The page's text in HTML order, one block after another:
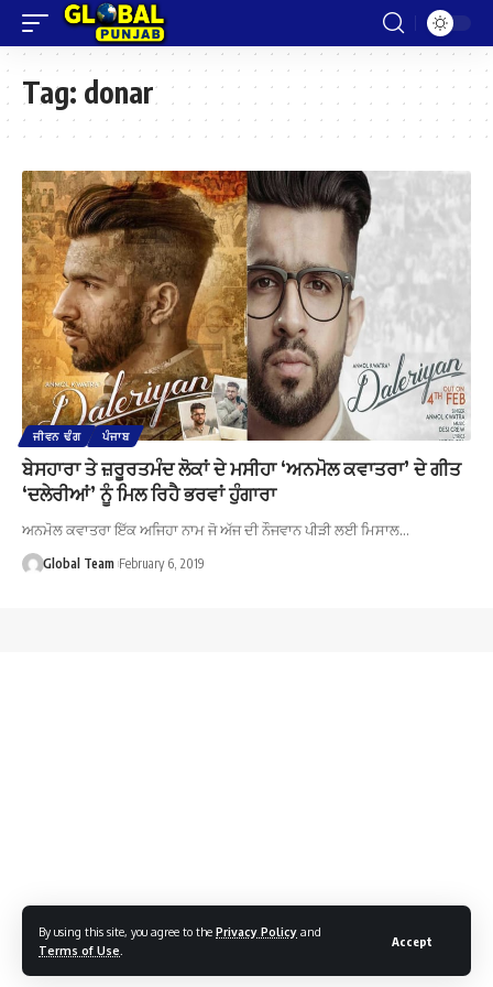
By using this site, you agree to the Privacy Policy and
Terms of Use
Accept
Tag: donar
ਜੀਵਨ ਢੰਗ ਪੰਜਾਬ
ਬੇਸਹਾਰਾ ਤੇ ਜ਼ਰੂਰਤਮੰਦ ਲੋਕਾਂ ਦੇ ਮਸੀਹਾ ‘ਅਨਮੋਲ ਕਵਾਤਰਾ’ ਦੇ ਗੀਤ
‘ਦਲੇਰੀਆਂ’ ਨੂੰ ਮਿਲ ਰਿਹੈ ਭਰਵਾਂ ਹੁੰਗਾਰਾ
ਅਨਮੋਲ ਕਵਾਤਰਾ ਇੱਕ ਅਜਿਹਾ ਨਾਮ ਜੋ ਅੱਜ ਦੀ ਨੌਜਵਾਨ ਪੀੜੀ ਲਈ ਮਿਸਾਲ…
Global Team February 6, 2019